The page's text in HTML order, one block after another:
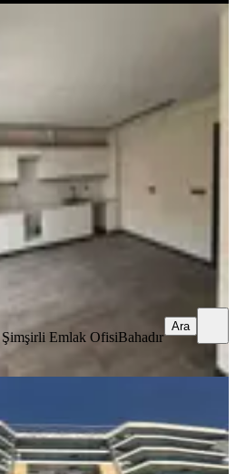
03.07.2026
Bahadır Şimşirli
Şimşirli Emlak OfisiBahadır
Ara
Kiralık Daire
Mahallesi